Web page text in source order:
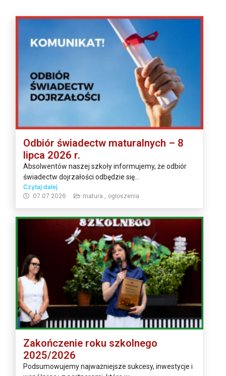
Odbiór świadectw maturalnych – 8
lipca 2026 r.
Absolwentów naszej szkoły informujemy, że odbiór
świadectw dojrzałości odbędzie się...
Czytaj dalej
07.07.2026 matura , ogłoszenia
Zakończenie roku szkolnego
2025/2026
Podsumowujemy najważniejsze sukcesy, inwestycje i